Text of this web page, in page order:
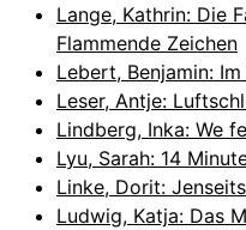
Lange, Kathrin: Die
Flammende Zeichen
Lebert, Benjamin:
Leser, Antje:
Lindberg, Inka: We
Lyu, Sarah: 14
Linke, Dorit:
Ludwig, Katja: Das